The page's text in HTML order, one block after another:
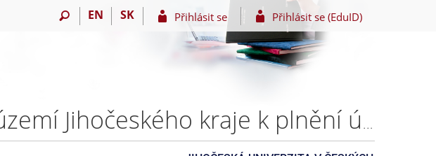
EN SK Přihlásit se Přihlásit se (EduID)
Určení jednotek požární ochrany obcí na území Jihočeského kraje k plnění úkolů na úseku ochrany obyvatelstva.Určení jednotek požární ochrany obcí na území Jihočeského kraje k plnění úkolů na úseku ochrany obyvatelstva. – Bc. Jiří ŘIMNÁČ